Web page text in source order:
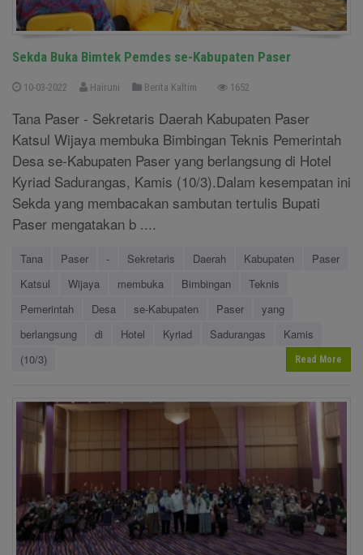
Sekda Buka Bimtek Pemdes se-Kabupaten Paser
10-03-2022 Hairuni Berita Kaltim 1652
Tana Paser - Sekretaris Daerah Kabupaten Paser
Katsul Wijaya membuka Bimbingan Teknis Pemerintah
Desa se-Kabupaten Paser yang berlangsung di Hotel
Kyriad Sadurangas, Kamis (10/3).Dalam kesempatan ini
Sekda yang membacakan sambutan tertulis Bupati
Paser mengatakan b ....
Tana Paser - Sekretaris Daerah Kabupaten
Paser
Katsul
Wijaya membuka Bimbingan
Teknis
Pemerintah
Desa se-Kabupaten Paser
yang
berlangsung
di Hotel Kyriad Sadurangas
Kamis
(10/3)
Read More